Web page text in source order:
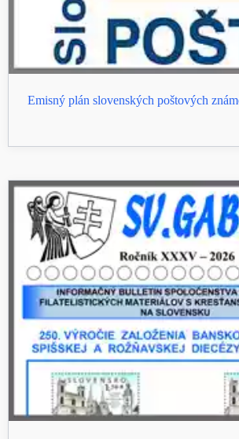
Emisný plán slovenských poštových